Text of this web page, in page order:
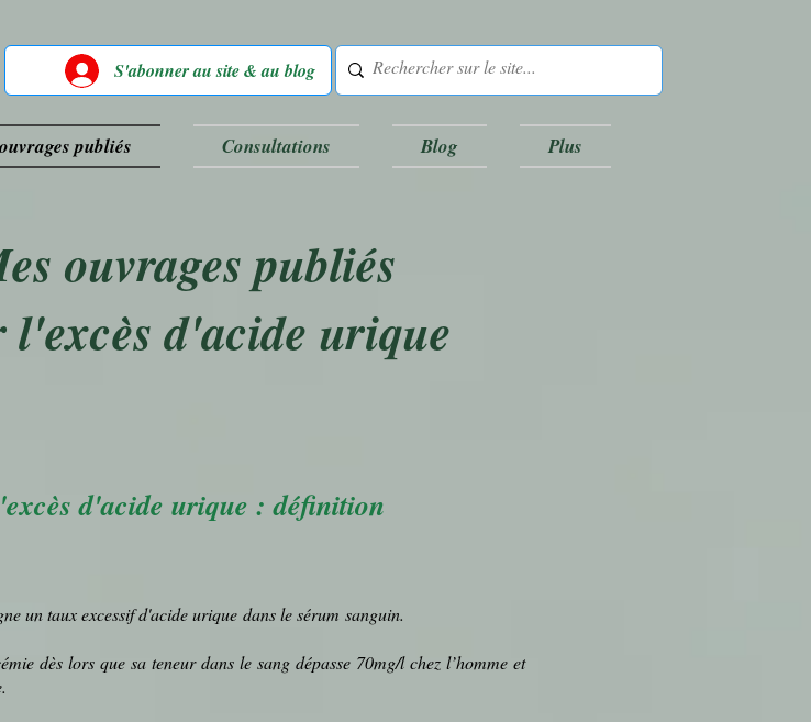
S'abonner au site & au blog
publiés Consultations Blog Plus
ouvrages publiés
l'excès d'acide urique
d'acide urique : définition
un taux excessif d'acide urique dans le sérum sanguin.
dès lors que sa teneur dans le sang dépasse 70mg/l chez l’homme et